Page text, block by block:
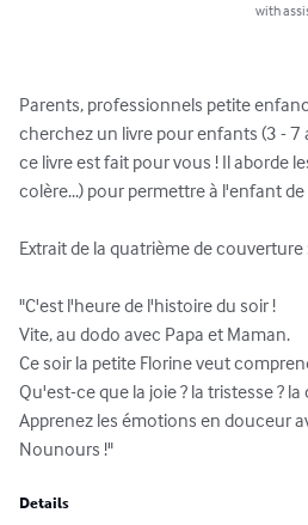
with
Parents, professionnels petite
cherchez un livre pour enfants (3 -
ce livre est fait pour vous ! Il aborde
colère...) pour permettre à l'enfant
Extrait de la quatrième de couverture
"C'est l'heure de l'histoire du soir !
Vite, au dodo avec Papa et Maman.
Ce soir la petite Florine veut
Qu'est-ce que la joie ? la tristesse ? la
Apprenez les émotions en douceur
Nounours !"
Details